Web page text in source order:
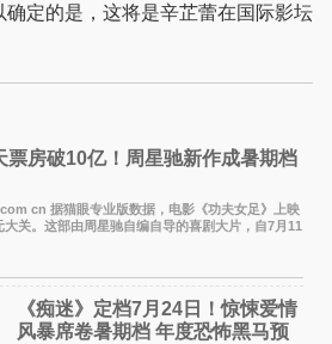
确定的是，这将是辛芷蕾在国际影坛
票房破10亿！周星驰新作成暑期档
cn 据猫眼专业版数据，电影《功夫女足》上映
关。这部由周星驰自编自导的喜剧大片，自7月11
统治力。
《痴迷》定档7月24日！惊悚爱情
风暴席卷暑期档 年度恐怖黑马预